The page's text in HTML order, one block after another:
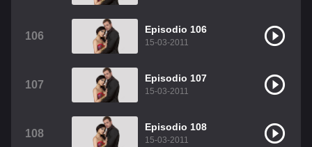
106
Episodio 106
15-03-2011
107
Episodio 107
15-03-2011
108
Episodio 108
15-03-2011